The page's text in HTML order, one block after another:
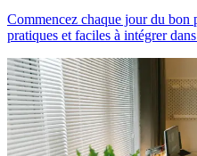
Commencez chaque jour du bon
pratiques et faciles à intégrer